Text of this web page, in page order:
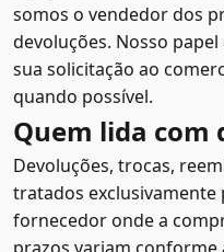
somos o vendedor dos
devoluções. Nosso
sua solicitação ao
quando possível.
Quem lida com
Devoluções, trocas,
tratados exclusivamente
fornecedor onde a